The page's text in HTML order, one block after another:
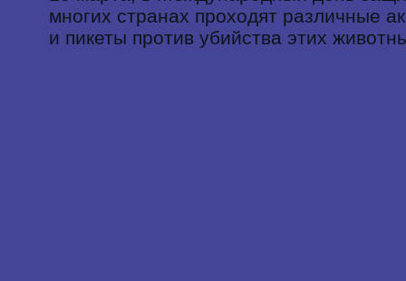
многих странах проходят различные
и пикеты против убийства этих